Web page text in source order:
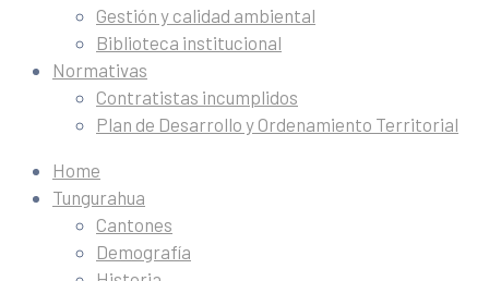
Gestión y calidad ambiental
Biblioteca institucional
Normativas
Contratistas incumplidos
Plan de Desarrollo y Ordenamiento Territorial
Home
Tungurahua
Cantones
Demografía